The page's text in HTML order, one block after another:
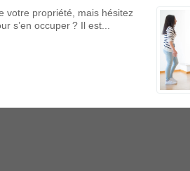
votre propriété, mais hésitez
s’en occuper ? Il est...